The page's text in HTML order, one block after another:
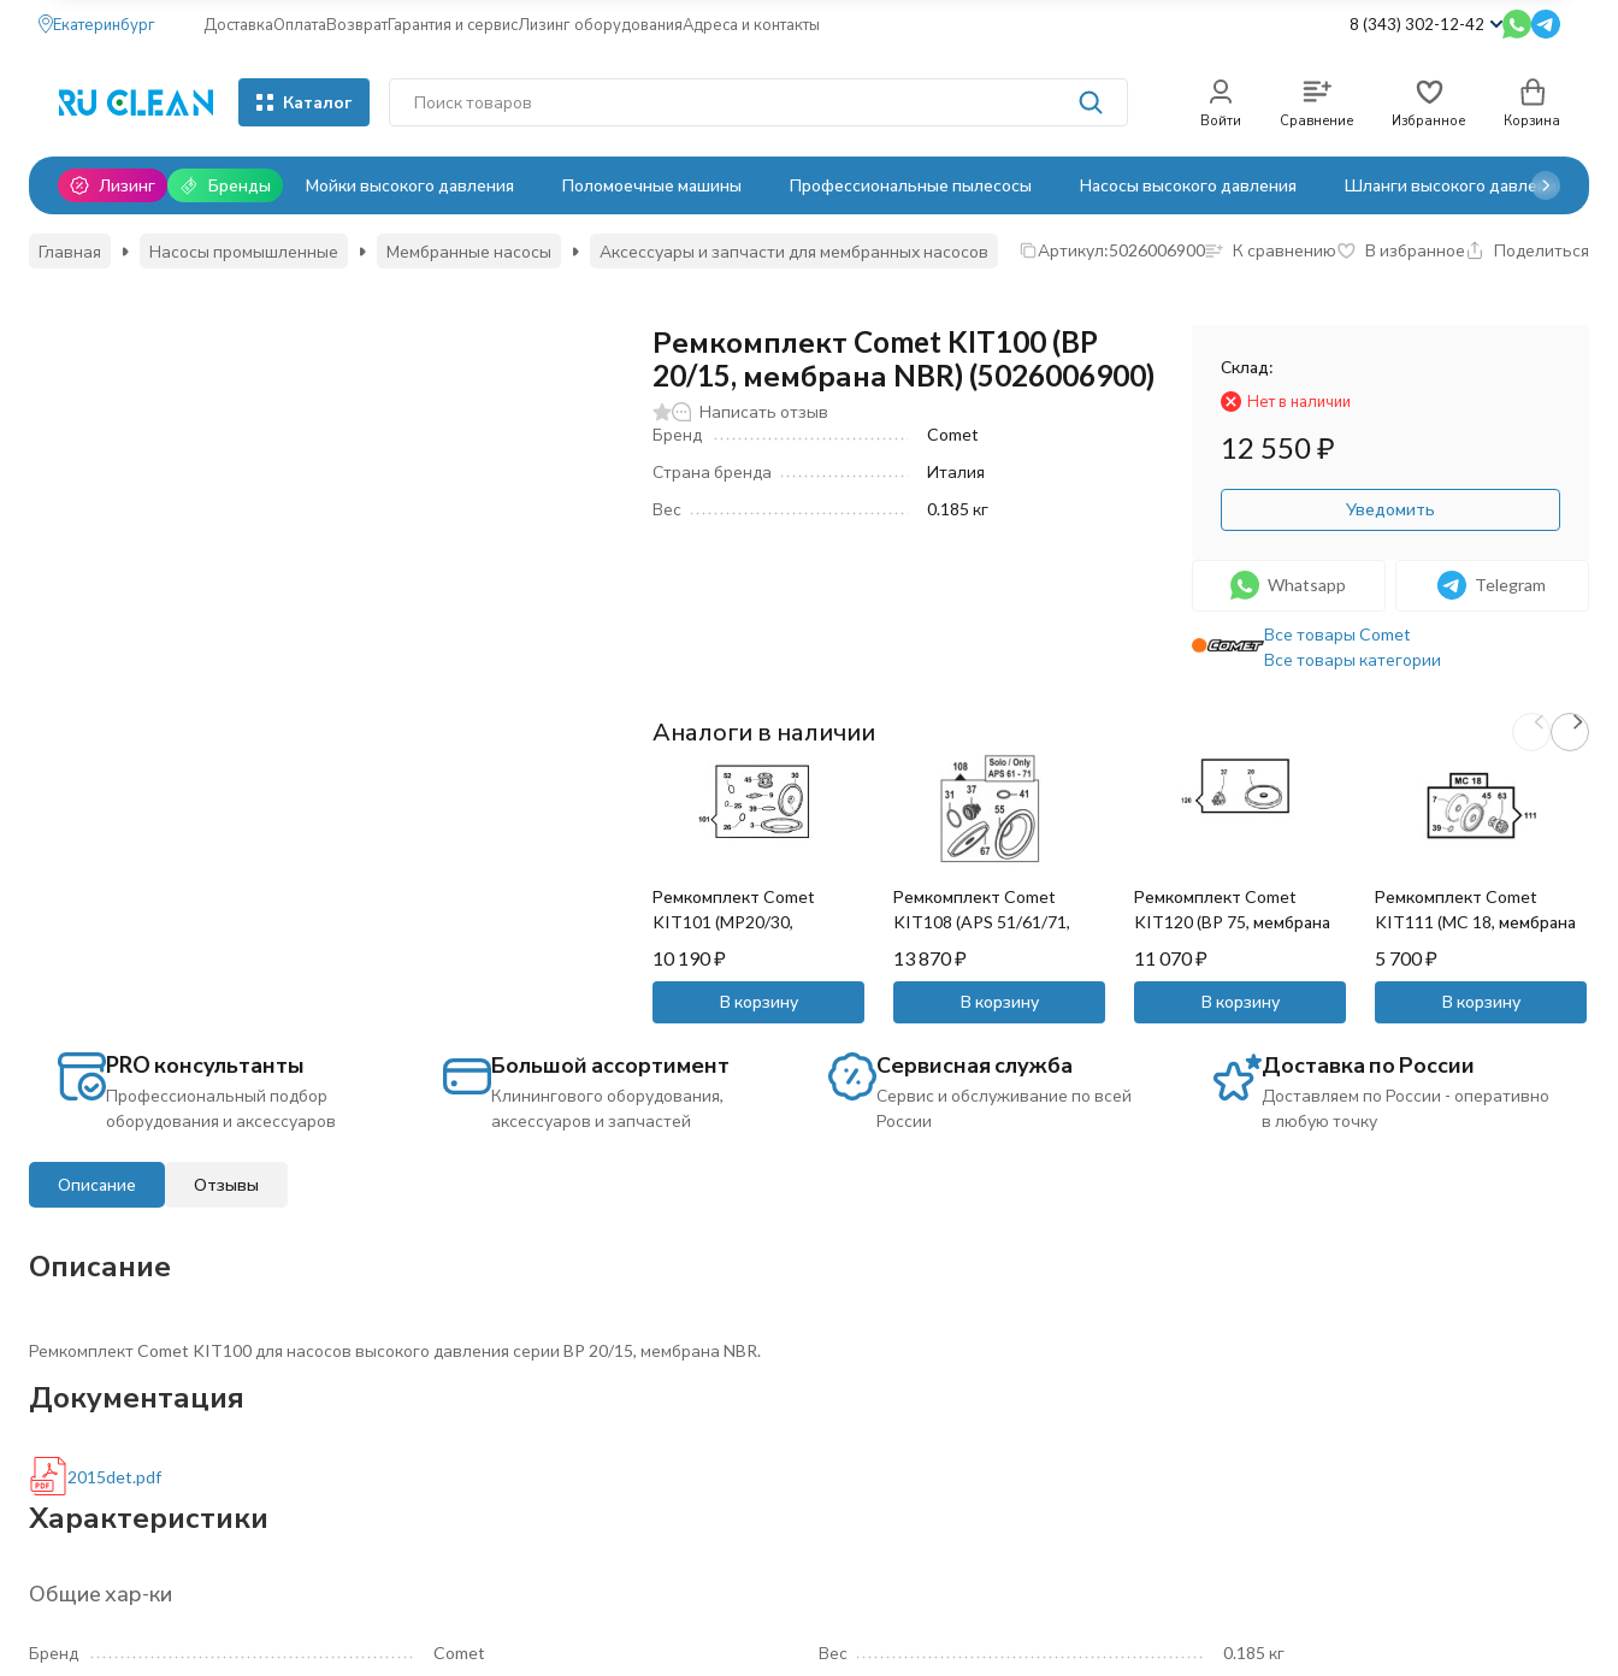
Екатеринбург ДоставкаОплатаВозвратГарантия и сервисЛизинг оборудованияАдреса и контакты 8 (343) 302-12-42
Каталог
Войти Сравнение Избранное Корзина
Лизинг Бренды Мойки высокого давления Поломоечные машины Профессиональные пылесосы Насосы высокого давления Шланги высокого давления
Главная Насосы промышленные Мембранные насосы Аксессуары и запчасти для мембранных насосов Артикул:5026006900 К сравнению В избранное Поделиться
Ремкомплект Comet KIT100 (BP
20/15, мембрана NBR) (5026006900)
Написать отзыв
Бренд
Comet
Страна бренда
Италия
Вес
0.185 кг
Склад:
Нет в наличии
12 550₽
Уведомить
Whatsapp Telegram
Все товары Comet
Все товары категории
Аналоги в наличии
Ремкомплект Comet
KIT101 (MP20/30,
мембрана NBR)
10 190₽
В корзину
Ремкомплект Comet
KIT108 (APS 51/61/71,
мембрана NBR)
13 870₽
В корзину
Ремкомплект Comet
KIT120 (BP 75, мембрана
11 070₽
В корзину
Ремкомплект Comet
KIT111 (MC 18, мембрана
5 700₽
В корзину
PRO консультанты
Профессиональный подбор
оборудования и аксессуаров
Большой ассортимент
Клинингового оборудования,
аксессуаров и запчастей
Сервисная служба
Сервис и обслуживание по всей
России
Доставка по России
Доставляем по России - оперативно
в любую точку
Описание Отзывы
Описание
Ремкомплект Comet KIT100 для насосов высокого давления серии BP 20/15, мембрана NBR.
Документация
2015det.pdf
Характеристики
Общие хар-ки
Бренд
Comet
Вес 0.185 кг